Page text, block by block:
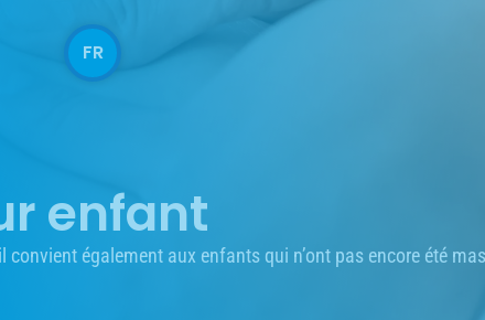
FR
enfant
également aux enfants qui n’ont pas encore été